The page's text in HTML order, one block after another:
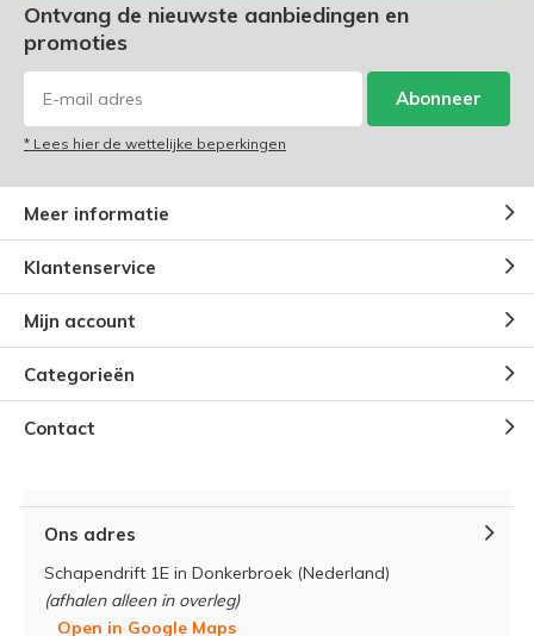
Ontvang de nieuwste aanbiedingen en
promoties
Abonneer
* Lees hier de wettelijke beperkingen
Meer informatie
Klantenservice
Mijn account
Categorieën
Contact
Ons adres
Schapendrift 1E in Donkerbroek (Nederland)
(afhalen alleen in overleg)
Open in Google Maps